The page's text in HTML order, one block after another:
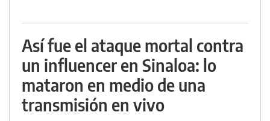
Así fue el ataque mortal contra
un influencer en Sinaloa: lo
mataron en medio de una
transmisión en vivo